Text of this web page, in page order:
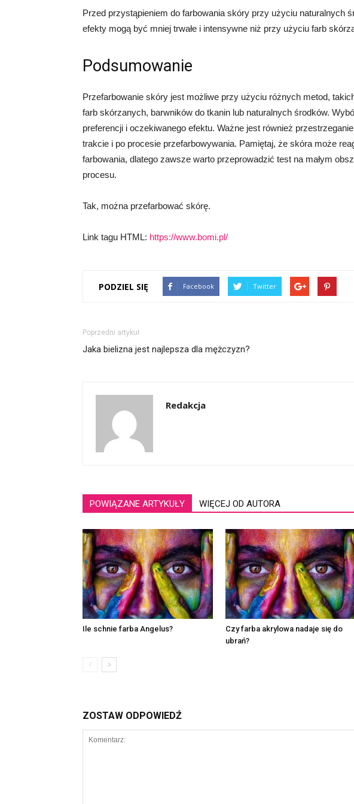
Przed przystąpieniem do farbowania skóry przy użyciu naturalnych
efekty mogą być mniej trwałe i intensywne niż przy użyciu farb
Podsumowanie
Przefarbowanie skóry jest możliwe przy użyciu różnych metod,
farb skórzanych, barwników do tkanin lub naturalnych środków.
preferencji i oczekiwanego efektu. Ważne jest również
trakcie i po procesie przefarbowywania. Pamiętaj, że skóra może
farbowania, dlatego zawsze warto przeprowadzić test na małym
procesu.
Tak, można przefarbować skórę.
Link tagu HTML: https://www.bomi.pl/
PODZIEL SIĘ Facebook Twitter
Poprzedni artykuł
Jaka bielizna jest najlepsza dla mężczyzn?
Redakcja
POWIĄZANE ARTYKUŁY WIĘCEJ OD AUTORA
Ile schnie farba Angelus?
Czy farba akrylowa nadaje się do
ubrań?
ZOSTAW ODPOWIEDŹ